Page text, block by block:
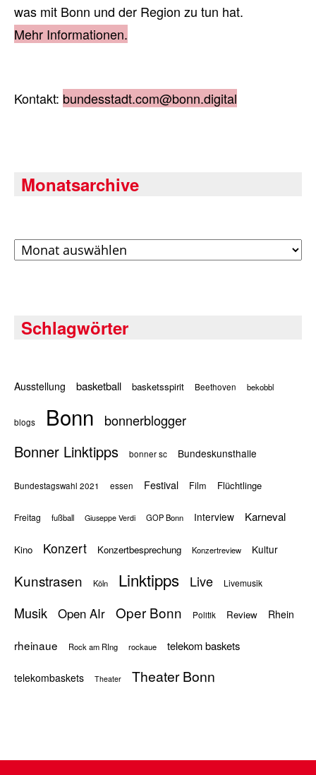
was mit Bonn und der Region zu tun hat.
Mehr Informationen.
Kontakt: bundesstadt.com@bonn.digital
Monatsarchive
Archiv
Schlagwörter
Ausstellung basketball basketsspirit Beethoven bekobbl
blogs Bonn bonnerblogger
Bonner Linktipps bonner sc Bundeskunsthalle
Bundestagswahl 2021 essen Festival Film Flüchtlinge
Freitag fußball Giuseppe Verdi GOP Bonn Interview Karneval
Kino Konzert Konzertbesprechung Konzertreview Kultur
Kunstrasen Köln Linktipps Live Livemusik
Musik Open AIr Oper Bonn Politik Review Rhein
rheinaue Rock am RIng rockaue telekom baskets
telekombaskets Theater Theater Bonn